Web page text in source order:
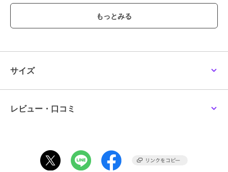
■素材
凹凸感のある楊柳素材を使用。
肌離れが良く、暑い季節でもさらっと快適な穿き心地です。
表面感のある素材なので、シンプルなTシャツと合わせるだけでサマ
になる一枚。
ワンピースとのレイヤードスタイルにもおすすめで、こなれた着こな
・ウエストゴム仕様
・サイドポケット付き
サイズ
レビュー・口コミ